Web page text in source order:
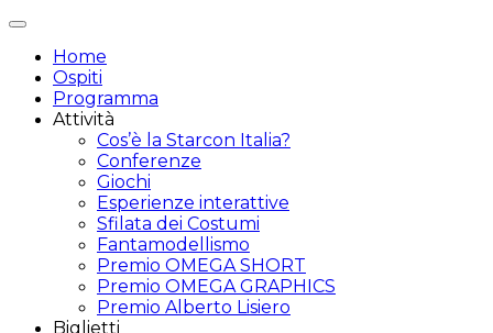
Attiva/disattiva
navigazione
Home
Ospiti
Programma
Attività
Cos’è la Starcon Italia?
Conferenze
Giochi
Esperienze interattive
Sfilata dei Costumi
Fantamodellismo
Premio OMEGA SHORT
Premio OMEGA GRAPHICS
Premio Alberto Lisiero
Biglietti